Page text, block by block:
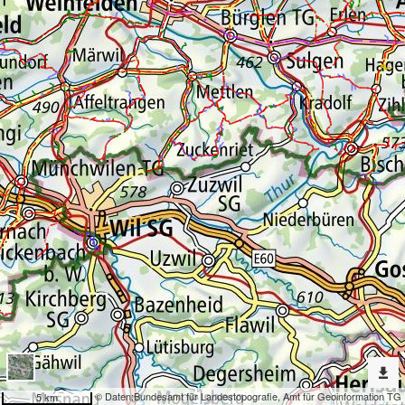
© Daten:Bundesamt für Landestopografie, Amt für Geoinformation TG
5 km
Erweiterte
Werkzeuge
Ver-/Entsorgung
Dargestellte
Karten
Kanal
Nach
weiteren
Karten
suchen?
Konfiguration